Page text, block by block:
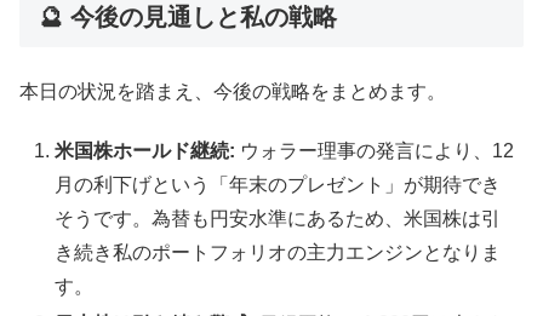
🔮 今後の見通しと私の戦略
本日の状況を踏まえ、今後の戦略をまとめます。
米国株ホールド継続: ウォラー理事の発言により、12
月の利下げという「年末のプレゼント」が期待でき
そうです。為替も円安水準にあるため、米国株は引
き続き私のポートフォリオの主力エンジンとなりま
す。